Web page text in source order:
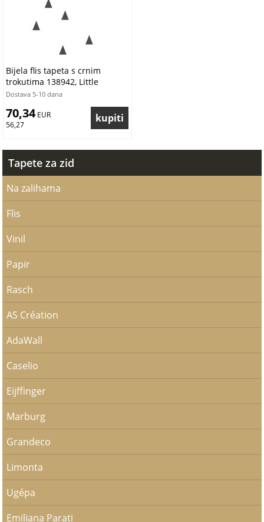
Bijela flis tapeta s crnim
trokutima 138942, Little
Bandits, Black & White, Esta
Dostava 5-10 dana
70,34 EUR
56,27
Tapete za zid
Na zalihama
Flis
Vinil
Papir
Rasch
AS Création
AdaWall
Caselio
Eijffinger
Marburg
Grandeco
Limonta
Ugépa
Emiliana Parati